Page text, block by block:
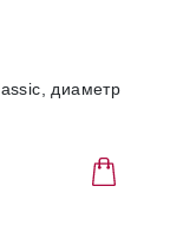
диаметр